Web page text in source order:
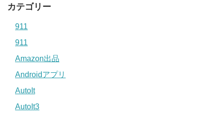
カテゴリー
911
911
Amazon出品
Androidアプリ
AutoIt
AutoIt3